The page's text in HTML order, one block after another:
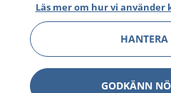
Läs mer om hur vi använder
HANTERA
GODKÄNN